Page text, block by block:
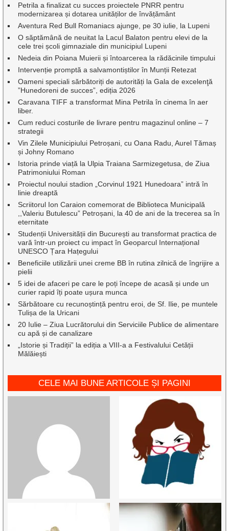
Petrila a finalizat cu succes proiectele PNRR pentru
modernizarea și dotarea unităților de învățământ
Aventura Red Bull Romaniacs ajunge, pe 30 iulie, la Lupeni
O săptămână de neuitat la Lacul Balaton pentru elevi de la
cele trei școli gimnaziale din municipiul Lupeni
Nedeia din Poiana Muierii și întoarcerea la rădăcinile timpului
Intervenție promptă a salvamontiștilor în Munții Retezat
Oameni speciali sărbătoriți de autorități la Gala de excelenţă
”Hunedoreni de succes”, ediția 2026
Caravana TIFF a transformat Mina Petrila în cinema în aer
liber.
Cum reduci costurile de livrare pentru magazinul online – 7
strategii
Vin Zilele Municipiului Petroșani, cu Oana Radu, Aurel Tămaș
și Johny Romano
Istoria prinde viață la Ulpia Traiana Sarmizegetusa, de Ziua
Patrimoniului Roman
Proiectul noului stadion „Corvinul 1921 Hunedoara” intră în
linie dreaptă
Scriitorul Ion Caraion comemorat de Biblioteca Municipală
,,Valeriu Butulescu” Petroșani, la 40 de ani de la trecerea sa în
eternitate
Studenții Universității din București au transformat practica de
vară într-un proiect cu impact în Geoparcul Internațional
UNESCO Țara Hațegului
Beneficiile utilizării unei creme BB în rutina zilnică de îngrijire a
pielii
5 idei de afaceri pe care le poți începe de acasă și unde un
curier rapid îți poate ușura munca
Sărbătoare cu recunoștință pentru eroi, de Sf. Ilie, pe muntele
Tulișa de la Uricani
20 Iulie – Ziua Lucrătorului din Serviciile Publice de alimentare
cu apă și de canalizare
„Istorie și Tradiții” la ediția a VIII-a a Festivalului Cetății
Mălăiești
CELE MAI BUNE ARTICOLE ȘI PAGINI